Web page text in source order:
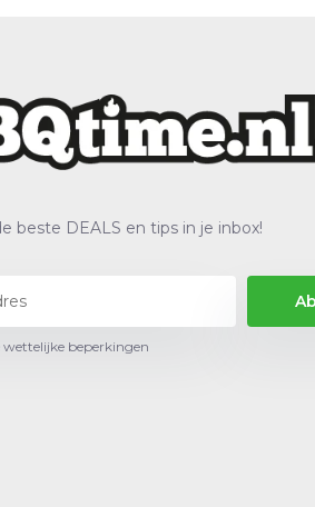
beste DEALS en tips in je inbox!
wettelijke beperkingen